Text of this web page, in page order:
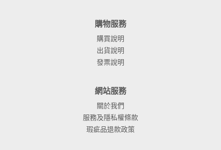
購物服務
購買說明
出貨說明
發票說明
網站服務
關於我們
服務及隱私權條款
瑕疵品退款政策